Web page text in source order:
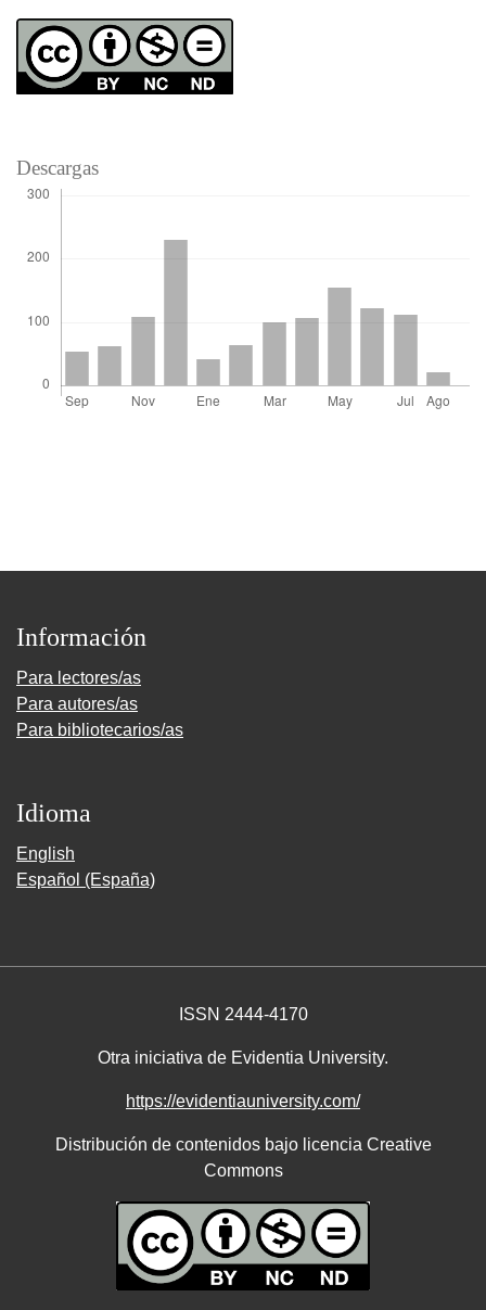
Descargas
Información
Para lectores/as
Para autores/as
Para bibliotecarios/as
Idioma
English
Español (España)
ISSN 2444-4170
Otra iniciativa de Evidentia University.
https://evidentiauniversity.com/
Distribución de contenidos bajo licencia Creative
Commons